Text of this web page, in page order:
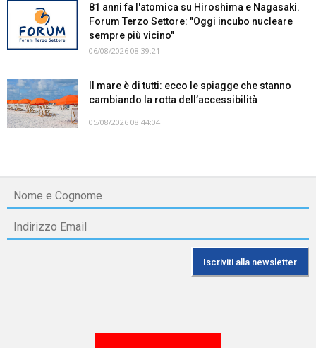
81 anni fa l'atomica su Hiroshima e Nagasaki.
Forum Terzo Settore: "Oggi incubo nucleare
sempre più vicino"
06/08/2026 08:39:21
Il mare è di tutti: ecco le spiagge che stanno
cambiando la rotta dell’accessibilità
05/08/2026 08:44:04